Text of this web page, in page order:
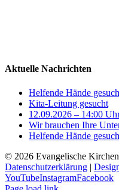
Aktuelle Nachrichten
Helfende Hände
Kita-Leitung gesucht
12.09.2026 – 14:00
Wir brauchen Ihre
Helfende Hände
© 2026 Evangelische
Datenschutzerklärung |
YouTubeInstagramFacebook